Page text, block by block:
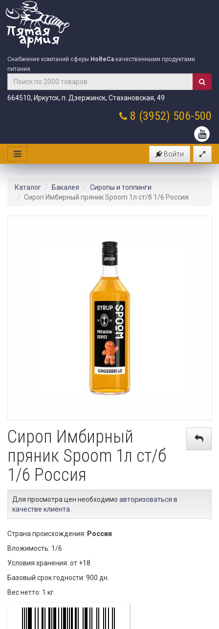
Снабжение компаний сферы HoReCa качественными продуктами
питания
664510, Иркутск, п. Дзержинск, Стахановская, 49
8 (3952) 506-500
Войти
Каталог Бакалея
Сиропы и топпинги
Сироп Имбирный пряник Spoom 1л ст/б 1/6 Россия
Сироп Имбирный
пряник Spoom 1л ст/б
1/6 Россия
Для просмотра цен необходимо авторизоваться в
качестве клиента
Страна происхождения: Россия
Вложимость: 1/6
Условия хранения: от +18
Базовый срок годности: 900 дн.
Вес нетто: 1 кг.